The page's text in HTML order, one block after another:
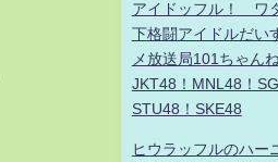
アイドッフル！ ワ
下格闘アイドルだ
メ放送局101ちゃん
JKT48！MNL48！
STU48！SKE48
ヒウラッフルのハー